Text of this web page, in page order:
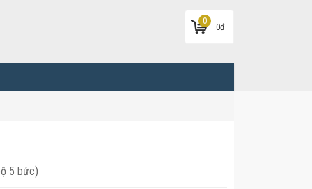
0
0₫
5 bức)